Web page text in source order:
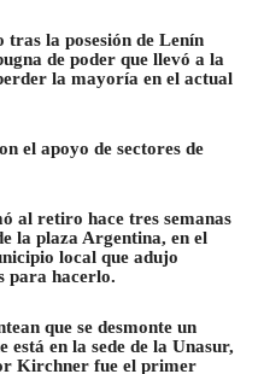
tras la posesión de Lenín
de poder que llevó a la
la mayoría en el actual
el apoyo de sectores de
al retiro hace tres semanas
la plaza Argentina, en el
local que adujo
para hacerlo.
que se desmonte un
está en la sede de la Unasur,
Kirchner fue el primer